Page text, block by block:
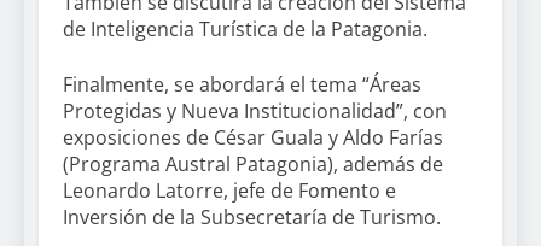
de Inteligencia Turística de la Patagonia.
Finalmente, se abordará el tema “Áreas
Protegidas y Nueva Institucionalidad”, con
exposiciones de César Guala y Aldo Farías
(Programa Austral Patagonia), además de
Leonardo Latorre, jefe de Fomento e
Inversión de la Subsecretaría de Turismo.